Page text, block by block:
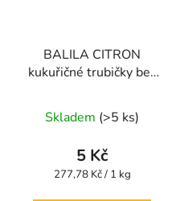
BALILA CITRON
kukuřičné trubičky bez
hodnocení
produktu
je
Skladem (>5 ks)
5 Kč
Měrná
277,78 Kč / 1 kg